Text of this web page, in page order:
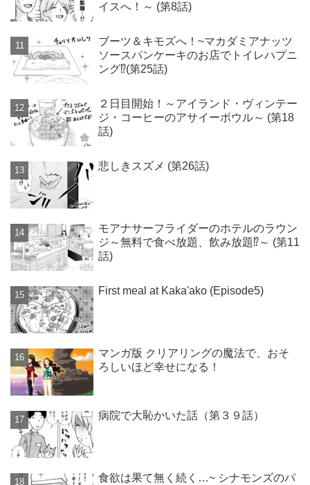
イスへ！～ (第8話)
ブーツ＆キモズへ！~マカダミアナッツ
ソースパンケーキのお店でトイレハプニ
ング⁉(第25話)
２日目開始！～アイランド・ヴィンテー
ジ・コーヒーのアサイーボウル～ (第18
話)
悲しきスズメ (第26話)
モアナサーフライダーのホテルのラウン
ジ～無料で食べ放題、飲み放題⁉～ (第11
話)
First meal at Kaka'ako (Episode5)
マンガ版 クリアリングの魔法で、おそ
ろしいほど幸せになる！
病院で大恥かいた話（第３９話）
食欲は果て無く続く…~ シナモンズのパ